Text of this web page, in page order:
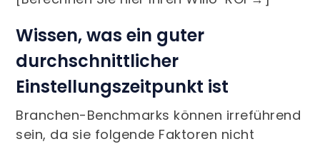
Wissen, was ein guter
durchschnittlicher
Einstellungszeitpunkt ist
Branchen-Benchmarks können irreführend
sein, da sie folgende Faktoren nicht